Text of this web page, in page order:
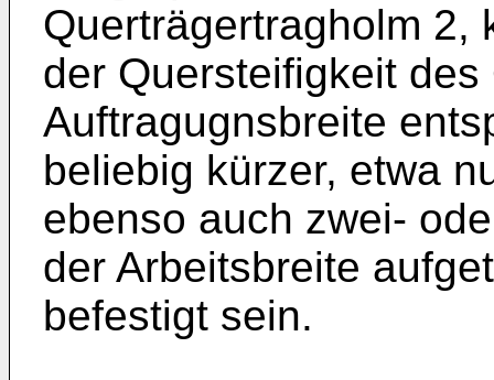
Querträgertragholm 2,
der Quersteifigkeit
Auftragugnsbreite
beliebig kürzer, etwa
ebenso auch zwei-
der Arbeitsbreite
befestigt sein.